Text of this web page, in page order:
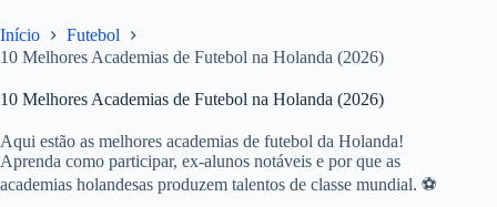
Início
Futebol
10 Melhores Academias de Futebol na Holanda (2026)
10 Melhores Academias de Futebol na Holanda (2026)
Aqui estão as melhores academias de futebol da Holanda!
Aprenda como participar, ex-alunos notáveis ​​e por que as
academias holandesas produzem talentos de classe mundial. ⚽